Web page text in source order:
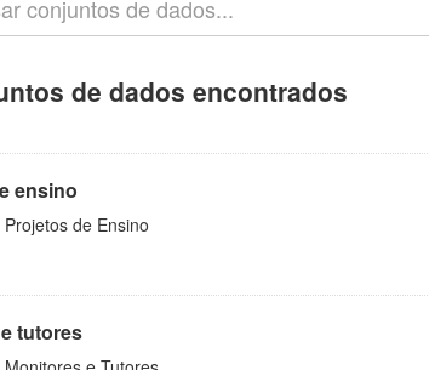
de dados encontrados
ensino
de Ensino
tutores